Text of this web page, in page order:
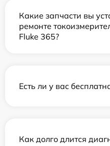
Какие запчасти вы
ремонте
Fluke 365?
Есть ли у вас
Как долго длится